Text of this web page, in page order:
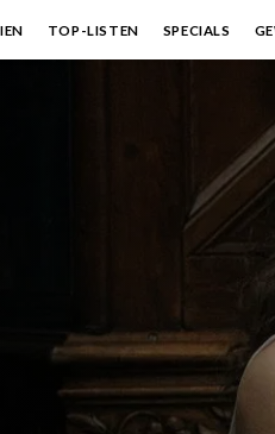
TOP-LISTEN SPECIALS